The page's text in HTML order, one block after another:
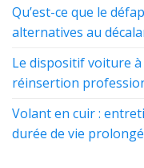
Qu’est-ce que le
alternatives au
Le dispositif voiture
réinsertion
Volant en cuir :
durée de vie